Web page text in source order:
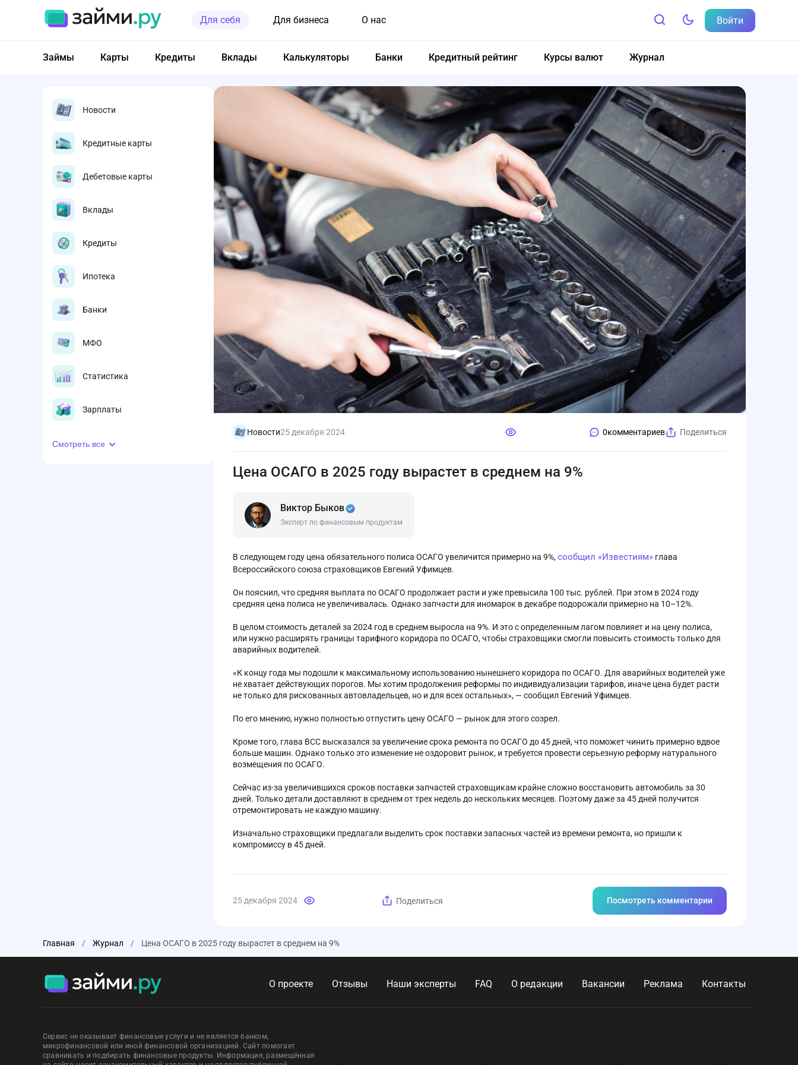
Для себя Для бизнеса О нас Войти
Займы Карты Кредиты Вклады Калькуляторы Банки Кредитный рейтинг Курсы валют Журнал
Новости
Кредитные карты
Дебетовые карты
Вклады
Кредиты
Ипотека
Банки
МФО
Статистика
Зарплаты
Смотреть все
Новости25 декабря 2024 0комментариев Поделиться
Цена ОСАГО в 2025 году вырастет в среднем на 9%
Виктор Быков
Эксперт по финансовым продуктам
В следующем году цена обязательного полиса ОСАГО увеличится примерно на 9%,сообщил «Известиям» глава
Всероссийского союза страховщиков Евгений Уфимцев.
Он пояснил, что средняя выплата по ОСАГО продолжает расти и уже превысила 100 тыс. рублей. При этом в 2024 году
средняя цена полиса не увеличивалась. Однако запчасти для иномарок в декабре подорожали примерно на 10–12%.
В целом стоимость деталей за 2024 год в среднем выросла на 9%. И это с определенным лагом повлияет и на цену полиса,
или нужно расширять границы тарифного коридора по ОСАГО, чтобы страховщики смогли повысить стоимость только для
аварийных водителей.
«К концу года мы подошли к максимальному использованию нынешнего коридора по ОСАГО. Для аварийных водителей уже
не хватает действующих порогов. Мы хотим продолжения реформы по индивидуализации тарифов, иначе цена будет расти
не только для рискованных автовладельцев, но и для всех остальных», — сообщил Евгений Уфимцев.
По его мнению, нужно полностью отпустить цену ОСАГО — рынок для этого созрел.
Кроме того, глава ВСС высказался за увеличение срока ремонта по ОСАГО до 45 дней, что поможет чинить примерно вдвое
больше машин. Однако только это изменение не оздоровит рынок, и требуется провести серьезную реформу натурального
возмещения по ОСАГО.
Сейчас из-за увеличившихся сроков поставки запчастей страховщикам крайне сложно восстановить автомобиль за 30
дней. Только детали доставляют в среднем от трех недель до нескольких месяцев. Поэтому даже за 45 дней получится
отремонтировать не каждую машину.
Изначально страховщики предлагали выделить срок поставки запасных частей из времени ремонта, но пришли к
компромиссу в 45 дней.
25 декабря 2024 Поделиться Посмотреть комментарии
Главная / Журнал / Цена ОСАГО в 2025 году вырастет в среднем на 9%
О проекте Отзывы Наши эксперты FAQ О редакции Вакансии Реклама Контакты
Сервис не оказывает финансовые услуги и не является банком,
микрофинансовой или иной финансовой организацией. Сайт помогает
сравнивать и подбирать финансовые продукты. Информация, размещённая